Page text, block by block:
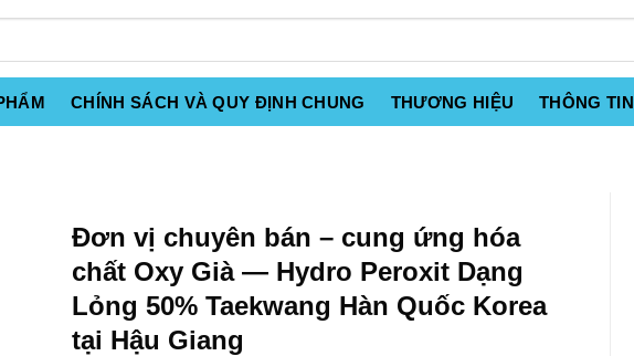
CHÍNH SÁCH VÀ QUY ĐỊNH CHUNG THƯƠNG HIỆU THÔNG TIN
Đơn vị chuyên bán – cung ứng hóa
chất Oxy Già — Hydro Peroxit Dạng
Lỏng 50% Taekwang Hàn Quốc Korea
tại Hậu Giang